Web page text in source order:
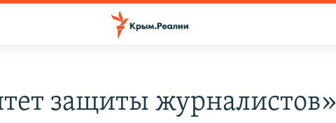
защиты журналистов»